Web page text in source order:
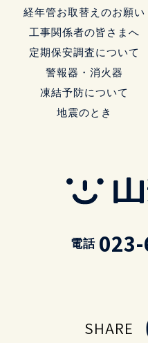
電話
SHARE
経年管お取替えのお願い
工事関係者の皆さまへ
定期保安調査について
警報器・消火器
凍結予防について
地震のとき